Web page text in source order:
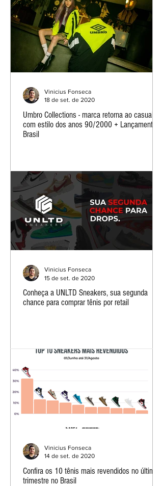
Umbro Collections - marca retorna ao casual
com estilo dos anos 90/2000 + Lançamento
Brasil
Vinicius Fonseca
18 de set. de 2020
Conheça a UNLTD Sneakers, sua segunda
chance para comprar tênis por retail
Vinicius Fonseca
15 de set. de 2020
Confira os 10 tênis mais revendidos no último
trimestre no Brasil
Vinicius Fonseca
14 de set. de 2020